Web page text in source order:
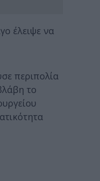
έλειψε να
περιπολία
το